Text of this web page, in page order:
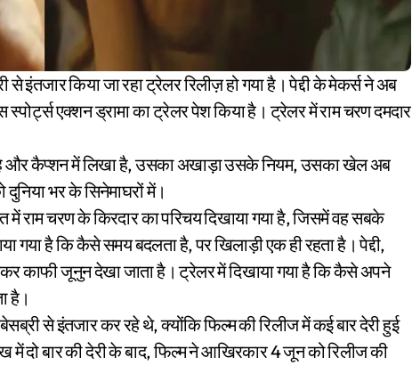
एक्शन ड्रामा का ट्रेलर पेश किया है। ट्रेलर में राम चरण दमदार
है और कैप्शन में लिखा है, उसका अखाड़ा उसके नियम, उसका खेल अब
भर के सिनेमाघरों में।
चरण के किरदार का परिचय दिखाया गया है, जिसमें वह सबके
है कि कैसे समय बदलता है, पर खिलाड़ी एक ही रहता है। पेद्दी,
काफी जूनुन देखा जाता है। ट्रेलर में दिखाया गया है कि कैसे अपने
है।
से इंतजार कर रहे थे, क्योंकि फिल्म की रिलीज में कई बार देरी हुई
में दो बार की देरी के बाद, फिल्म ने आखिरकार 4 जून को रिलीज की